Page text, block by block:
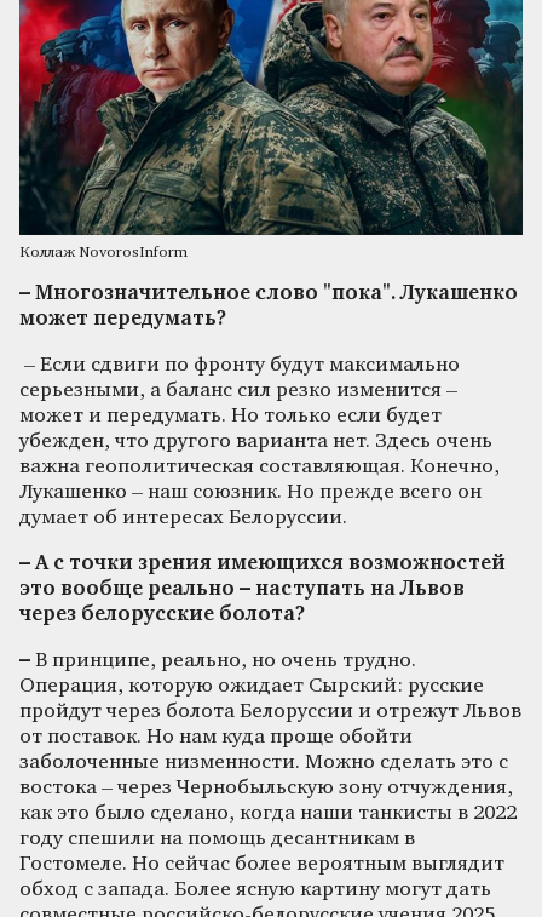
Коллаж NovorosInform
– Многозначительное слово "пока". Лукашенко
может передумать?
– Если сдвиги по фронту будут максимально
серьезными, а баланс сил резко изменится –
может и передумать. Но только если будет
убежден, что другого варианта нет. Здесь очень
важна геополитическая составляющая. Конечно,
Лукашенко – наш союзник. Но прежде всего он
думает об интересах Белоруссии.
– А с точки зрения имеющихся возможностей
это вообще реально – наступать на Львов
через белорусские болота?
– В принципе, реально, но очень трудно.
Операция, которую ожидает Сырский: русские
пройдут через болота Белоруссии и отрежут Львов
от поставок. Но нам куда проще обойти
заболоченные низменности. Можно сделать это с
востока – через Чернобыльскую зону отчуждения,
как это было сделано, когда наши танкисты в 2022
году спешили на помощь десантникам в
Гостомеле. Но сейчас более вероятным выглядит
обход с запада. Более ясную картину могут дать